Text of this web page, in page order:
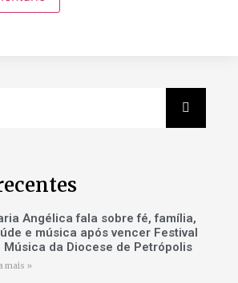
Angélica fala sobre fé, família,
e música após vencer Festival
Música da Diocese de Petrópolis
mais »